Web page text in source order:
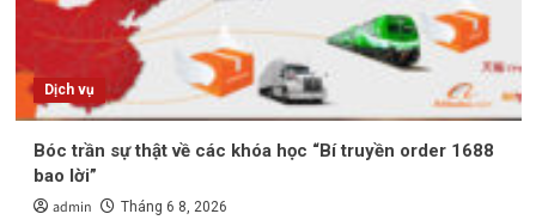
Dịch vụ
Bóc trần sự thật về các khóa học “Bí truyền order 1688
bao lời”
admin Tháng 6 8, 2026